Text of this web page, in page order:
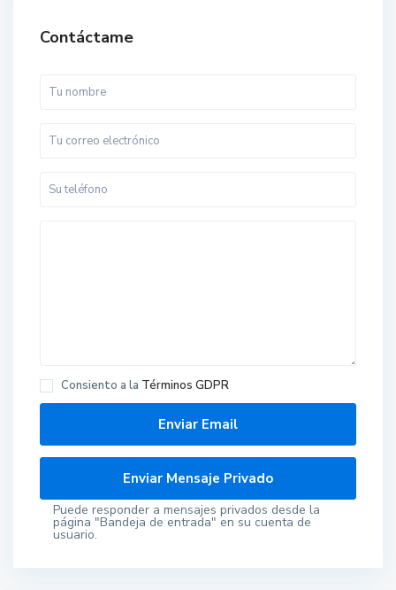
Contáctame
Consiento a la Términos GDPR
Puede responder a mensajes privados desde la
página "Bandeja de entrada" en su cuenta de
usuario.